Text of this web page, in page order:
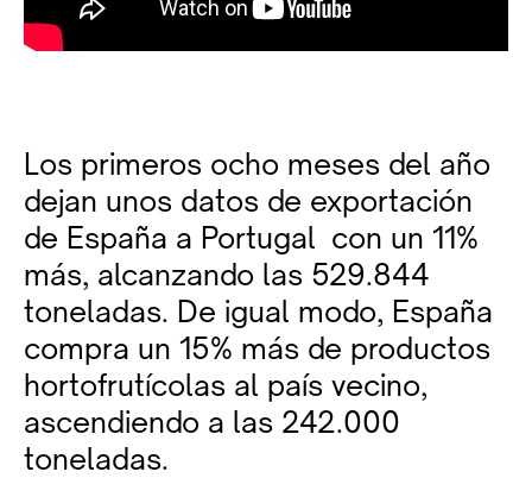
Los primeros ocho meses del año
dejan unos datos de exportación
de España a Portugal con un 11%
más, alcanzando las 529.844
toneladas. De igual modo, España
compra un 15% más de productos
hortofrutícolas al país vecino,
ascendiendo a las 242.000
toneladas.